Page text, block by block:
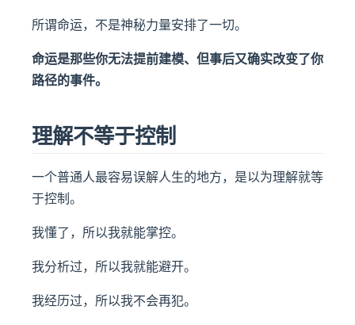
所谓命运，不是神秘力量安排了一切。
命运是那些你无法提前建模、但事后又确实改变了你
路径的事件。
理解不等于控制
一个普通人最容易误解人生的地方，是以为理解就等
于控制。
我懂了，所以我就能掌控。
我分析过，所以我就能避开。
我经历过，所以我不会再犯。